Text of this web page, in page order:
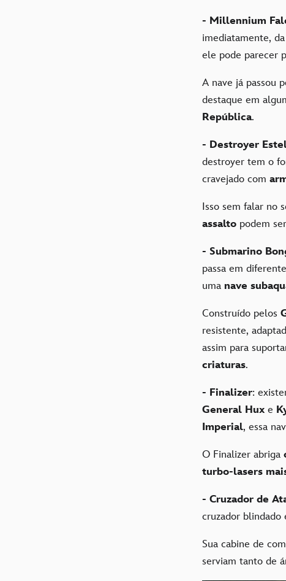
- Millennium
imediatamente, da
ele pode parecer
A nave já passou
destaque em
República.
- Destroyer
destroyer tem o
cravejado com
Isso sem falar no
assalto podem
- Submarino
passa em
uma nave
Construído pelos
resistente,
assim para
criaturas.
- Finalizer:
General Hux e
Imperial, essa
O Finalizer abriga
turbo-lasers
- Cruzador de
cruzador blindado
Sua cabine de
serviam tanto de